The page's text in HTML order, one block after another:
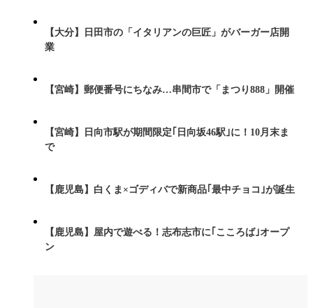
【大分】日田市の「イタリアンの巨匠」がバーガー店開
業
【宮崎】郵便番号にちなみ…串間市で「まつり888」開催
【宮崎】日向市駅が期間限定｢日向坂46駅｣に！10月末ま
で
【鹿児島】白くま×ゴディバで新商品｢最中チョコ｣が誕生
【鹿児島】屋内で遊べる！志布志市に｢こころば｣オープ
ン